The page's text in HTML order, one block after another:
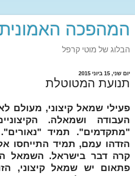
המהפכה
הבלוג של מוטי קרפל
יום שני, 15 ביוני 2015
תנועת המטוטלת
פעילי שמאל קיצוני, מעולם
העבודה ושמאלה.
"מתקדמים". תמיד
הזדהו עמם, תמיד התייחסו
קרה דבר בישראל. השמאל
פתאום יש שמאל קיצוני,